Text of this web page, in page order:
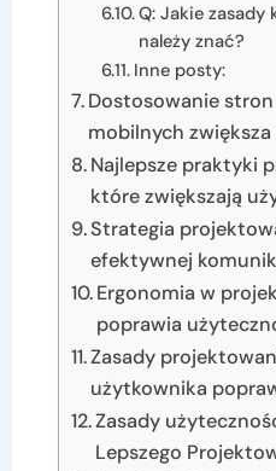
Q: Jakie zasady
należy znać?
Inne posty:
Dostosowanie
mobilnych
Najlepsze praktyki
które zwiększają
Strategia
efektywnej
Ergonomia w
poprawia
Zasady
użytkownika
Zasady
Lepszego